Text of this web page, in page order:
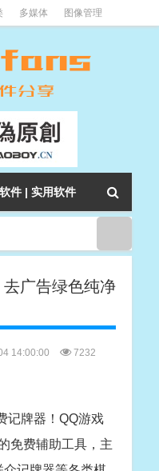
多媒体 图像管理
件 | 实用软件
广告绿色纯净
14:00:00 7232
记牌器！QQ游戏
免费辅助工具，主